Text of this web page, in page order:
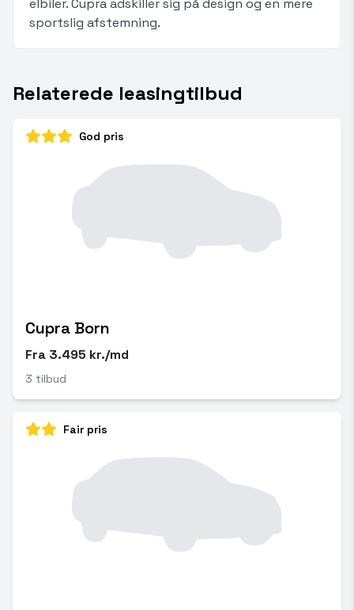
elbiler. Cupra adskiller sig på design og en mere
sportslig afstemning.
Relaterede leasingtilbud
God pris
Cupra Born
Fra 3.495 kr./md
3 tilbud
Fair pris